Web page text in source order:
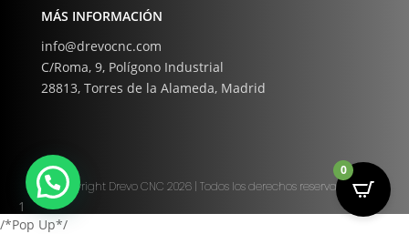
MÁS INFORMACIÓN
info@drevocnc.com
C/Roma, 9, Polígono Industrial
28813, Torres de la Alameda, Madrid
Copyright Drevo CNC 2026 | Todos los derechos reservados
0
1
/*Pop Up*/